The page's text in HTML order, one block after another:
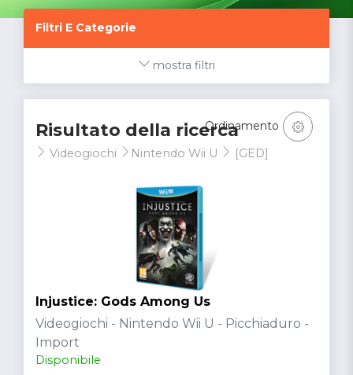
Filtri E Categorie
mostra filtri
Risultato della ricerca
Videogiochi Nintendo Wii U [GED]
Ordinamento
Injustice: Gods Among Us
Videogiochi - Nintendo Wii U - Picchiaduro -
Import
Disponibile